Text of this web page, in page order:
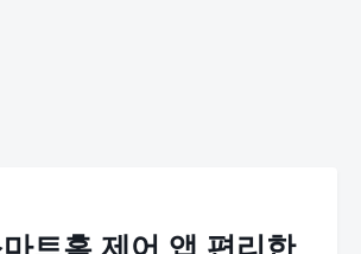
트홈 제어 앱 편리한